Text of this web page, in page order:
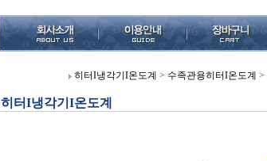
히터I냉각기I온도계 > 수족관용히터I온도계 >
히터I냉각기I온도계